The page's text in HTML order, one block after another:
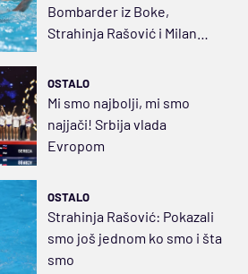
Bombarder iz Boke,
Strahinja Rašović i Milan
OSTALO
Mi smo najbolji, mi smo
najjači! Srbija vlada
Evropom
OSTALO
Strahinja Rašović: Pokazali
smo još jednom ko smo i šta
smo